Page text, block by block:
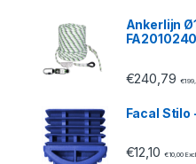
Ankerlijn
FA2010240
€240,79 €
Facal Stilo
€12,10 €10,00